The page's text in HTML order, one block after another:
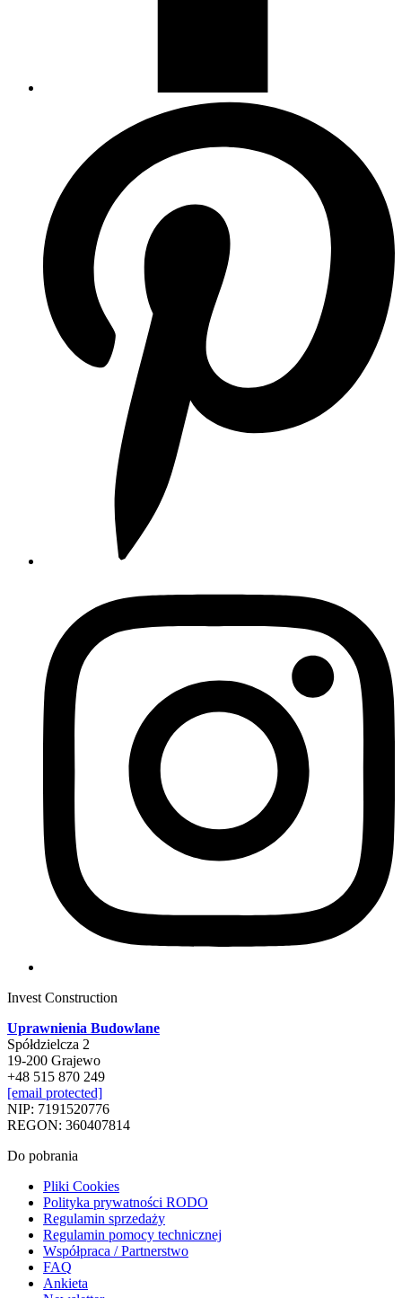
Invest Construction
Uprawnienia Budowlane
Spółdzielcza 2
19-200 Grajewo
+48 515 870 249
[email protected]
NIP: 7191520776
REGON: 360407814
Do pobrania
Pliki Cookies
Polityka prywatności RODO
Regulamin sprzedaży
Regulamin pomocy technicznej
Współpraca / Partnerstwo
FAQ
Ankieta